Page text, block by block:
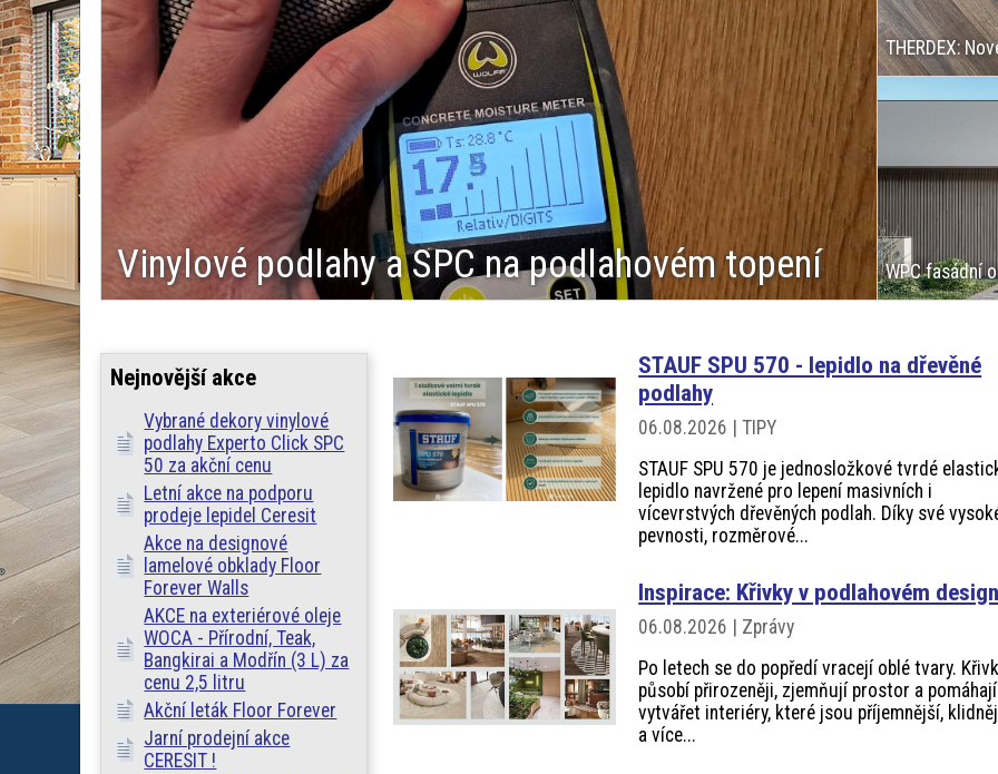
Vinylové podlahy a SPC na podlahovém topení
Nejnovější akce
Vybrané dekory vinylové
podlahy Experto Click SPC
50 za akční cenu
Letní akce na podporu
prodeje lepidel Ceresit
Akce na designové
lamelové obklady Floor
Forever Walls
AKCE na exteriérové oleje
WOCA - Přírodní, Teak,
Bangkirai a Modřín (3 L) za
cenu 2,5 litru
Akční leták Floor Forever
Jarní prodejní akce
CERESIT !
STAUF SPU 570 - lepidlo na dřevěné
podlahy
06.08.2026 | TIPY
STAUF SPU 570 je jednosložkové tvrdé
lepidlo navržené pro lepení masivních i
vícevrstvých dřevěných podlah. Díky své
pevnosti, rozměrové...
Inspirace: Křivky v podlahovém
06.08.2026 | Zprávy
Po letech se do popředí vracejí oblé tvary.
působí přirozeněji, zjemňují prostor a pomáhají
vytvářet interiéry, které jsou příjemnější,
a více...